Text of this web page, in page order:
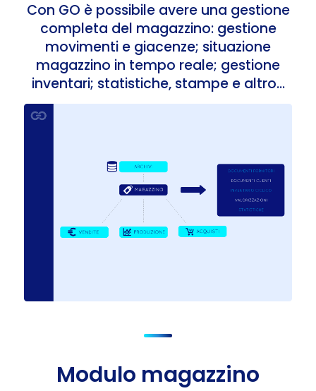
Con GO è possibile avere una gestione
completa del magazzino: gestione
movimenti e giacenze; situazione
magazzino in tempo reale; gestione
inventari; statistiche, stampe e altro…
Modulo magazzino